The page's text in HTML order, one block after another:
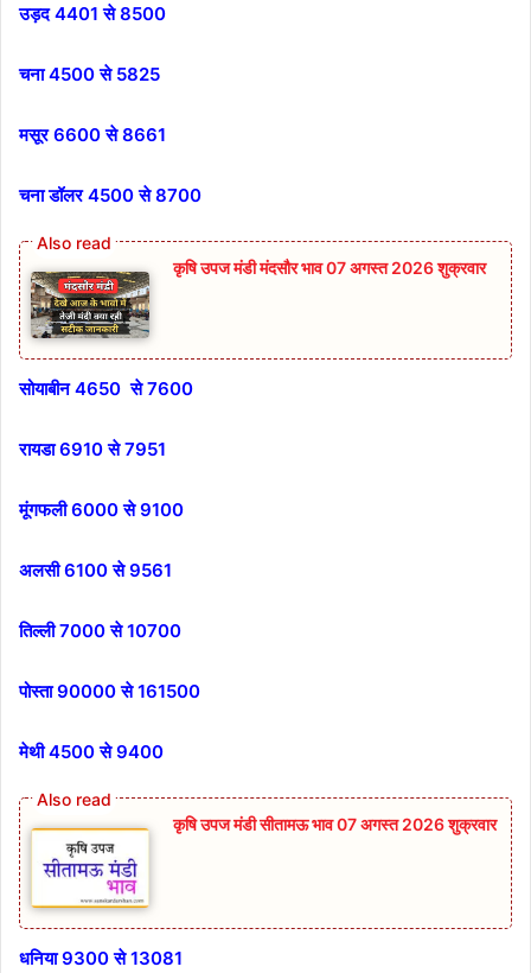
उड़द 4401 से 8500
चना 4500 से 5825
मसूर 6600 से 8661
चना डॉलर 4500 से 8700
कृषि उपज मंडी मंदसौर भाव 07 अगस्त 2026 शुक्रवार
सोयाबीन 4650 से 7600
रायडा 6910 से 7951
मूंगफली 6000 से 9100
अलसी 6100 से 9561
तिल्ली 7000 से 10700
पोस्ता 90000 से 161500
मेथी 4500 से 9400
कृषि उपज मंडी सीतामऊ भाव 07 अगस्त 2026 शुक्रवार
धनिया 9300 से 13081